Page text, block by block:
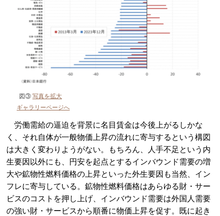
図③ 写真を拡大
ギャラリーページへ
労働需給の逼迫を背景に名目賃金は今後上がるしかな
く、それ自体が一般物価上昇の流れに寄与するという構図
は大きく変わりようがない。もちろん、人手不足という内
生要因以外にも、円安を起点とするインバウンド需要の増
大や鉱物性燃料価格の上昇といった外生要因も当然、イン
フレに寄与している。鉱物性燃料価格はあらゆる財・サー
ビスのコストを押し上げ、インバウンド需要は外国人需要
の強い財・サービスから順番に物価上昇を促す。既に起き